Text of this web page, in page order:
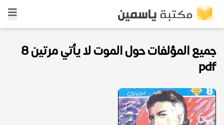
جميع المؤلفات حول الموت لا يأتي مرتين 8
pdf